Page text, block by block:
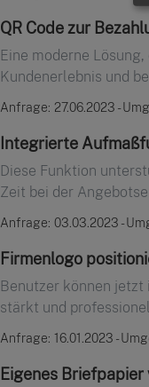
QR Code zur
Eine moderne
Kundenerlebnis und
Anfrage: 27.06.2023 -
Integrierte
Diese Funktion
Zeit bei der
Anfrage: 03.03.2023 -
Firmenlogo
Benutzer können
stärkt und
Anfrage: 16.01.2023 -
Eigenes